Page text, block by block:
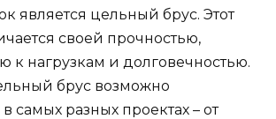
является цельный брус. Этот
своей прочностью,
к нагрузкам и долговечностью.
брус возможно
самых разных проектах – от